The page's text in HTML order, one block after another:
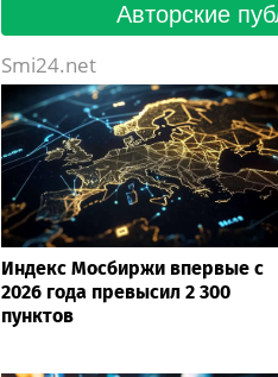
Авторские
Smi24.net
Индекс Мосбиржи впервые с
2026 года превысил 2 300
пунктов